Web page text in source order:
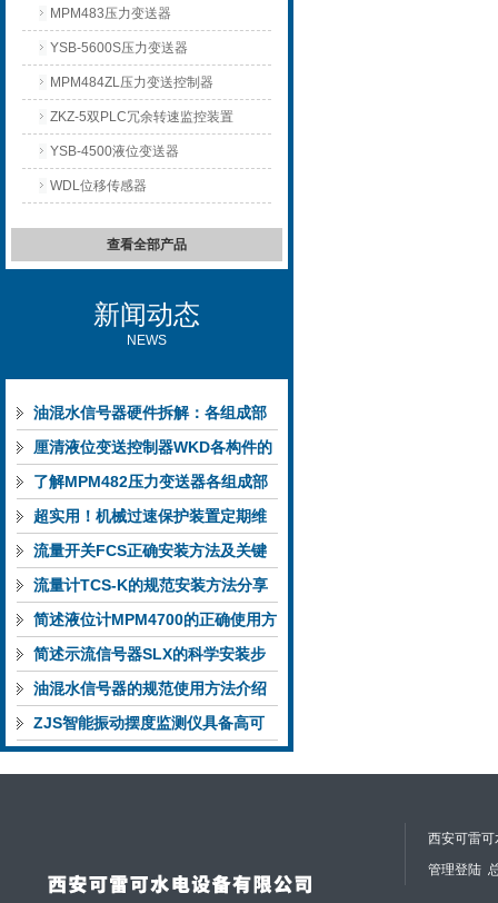
MPM483压力变送器
YSB-5600S压力变送器
MPM484ZL压力变送控制器
ZKZ-5双PLC冗余转速监控装置
YSB-4500液位变送器
WDL位移传感器
查看全部产品
新闻动态
NEWS
油混水信号器硬件拆解：各组成部
件的功能特点与性能指标
厘清液位变送控制器WKD各构件的
功能特性稳定完成液位监测
了解MPM482压力变送器各组成部
件功能特点有助于提升选型合理性
超实用！机械过速保护装置定期维
护保养方法大汇总
流量开关FCS正确安装方法及关键
要点专业分享
流量计TCS-K的规范安装方法分享
简述液位计MPM4700的正确使用方
法
简述示流信号器SLX的科学安装步
骤
油混水信号器的规范使用方法介绍
ZJS智能振动摆度监测仪具备高可
靠性与自诊断能力
西安可雷
管理登陆